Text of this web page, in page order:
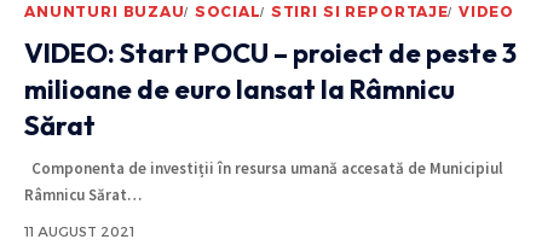
ANUNTURI BUZAU SOCIAL STIRI SI REPORTAJE VIDEO
VIDEO: Start POCU – proiect de peste 3
milioane de euro lansat la Râmnicu
Sărat
Componenta de investiții în resursa umană accesată de Municipiul
Râmnicu Sărat…
11 AUGUST 2021